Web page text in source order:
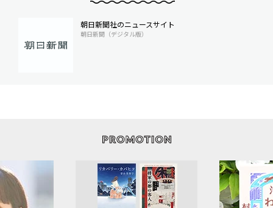
朝日新聞社のニュースサイト
朝日新聞（デジタル版）